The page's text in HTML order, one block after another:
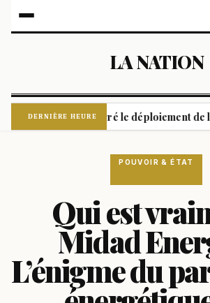
LA NATION
DERNIÈRE HEURE
du Liban malgré le déploiement de
POUVOIR & ÉTAT
Qui est
Midad
L’énigme du